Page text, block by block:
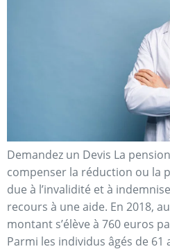
Demandez un Devis La
compenser la réduction ou la
due à l’invalidité et à
recours à une aide. En 2018,
montant s’élève à 760 euros
Parmi les individus âgés de 61